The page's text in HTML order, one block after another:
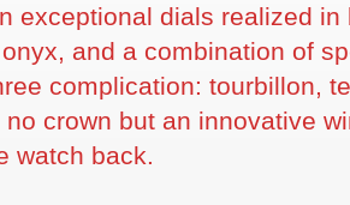
exceptional dials realized
and a combination of
complication: tourbillon,
crown but an innovative
watch back.